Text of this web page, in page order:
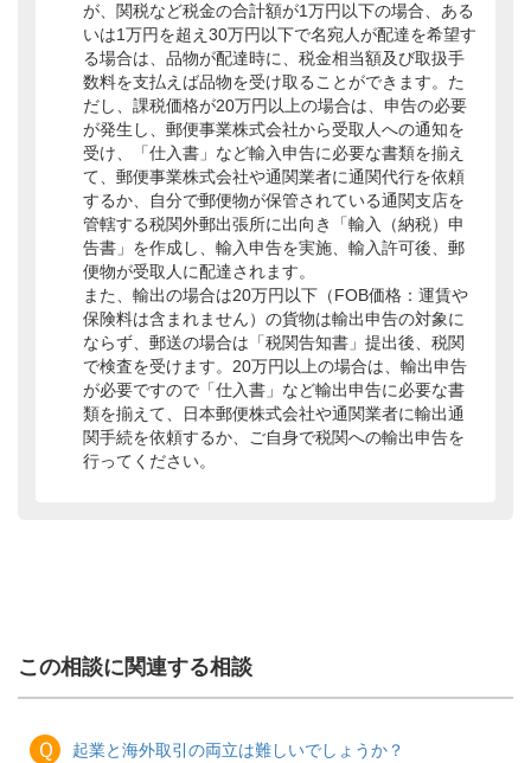
が、関税など税金の合計額が1万円以下の場合、ある
いは1万円を超え30万円以下で名宛人が配達を希望す
る場合は、品物が配達時に、税金相当額及び取扱手
数料を支払えば品物を受け取ることができます。た
だし、課税価格が20万円以上の場合は、申告の必要
が発生し、郵便事業株式会社から受取人への通知を
受け、「仕入書」など輸入申告に必要な書類を揃え
て、郵便事業株式会社や通関業者に通関代行を依頼
するか、自分で郵便物が保管されている通関支店を
管轄する税関外郵出張所に出向き「輸入（納税）申
告書」を作成し、輸入申告を実施、輸入許可後、郵
便物が受取人に配達されます。
また、輸出の場合は20万円以下（FOB価格：運賃や
保険料は含まれません）の貨物は輸出申告の対象に
ならず、郵送の場合は「税関告知書」提出後、税関
で検査を受けます。20万円以上の場合は、輸出申告
が必要ですので「仕入書」など輸出申告に必要な書
類を揃えて、日本郵便株式会社や通関業者に輸出通
関手続を依頼するか、ご自身で税関への輸出申告を
行ってください。
この相談に関連する相談
Ｑ 起業と海外取引の両立は難しいでしょうか？